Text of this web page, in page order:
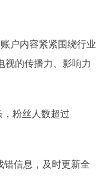
户内容紧紧围绕行业
视的传播力、影响力
粉丝人数超过
信息，及时更新全